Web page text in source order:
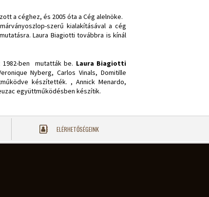
a céghez, és 2005 óta a Cég alelnöke.
szerű kialakításával a cég
Laura Biagiotti továbbra is kínál
ben mutatták be. Laura Biagiotti
Nyberg, Carlos Vinals, Domitille
készítették. , Annick Menardo,
együttműködésben készítik.
ELÉRHETŐSÉGEINK